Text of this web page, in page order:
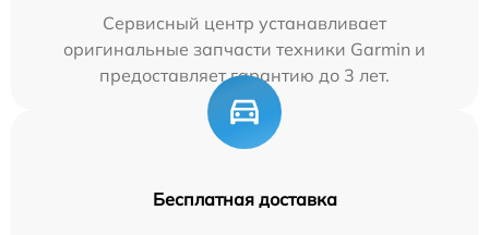
Сервисный центр устанавливает
оригинальные запчасти техники Garmin и
предоставляет гарантию до 3 лет.
Бесплатная доставка